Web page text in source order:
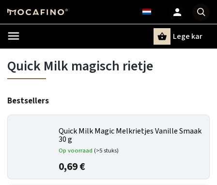
Lege kar
Quick Milk magisch rietje
Bestsellers
Quick Milk Magic Melkrietjes Vanille Smaak
30 g
Op voorraad (>5 stuks)
0,69 €